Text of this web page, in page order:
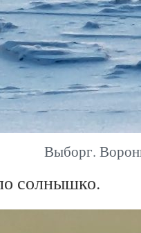
Выборг.
солнышко.